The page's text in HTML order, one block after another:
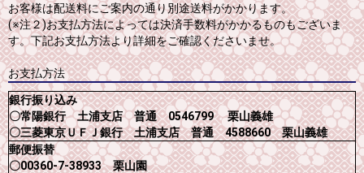
お客様は配送料にご案内の通り別途送料がかかります。
(※注２)お支払方法によっては決済手数料がかかるものもございま
す。下記お支払方法より詳細をご確認くださいませ。
お支払方法
銀行振り込み
〇常陽銀行 土浦支店 普通 0546799 栗山義雄
〇三菱東京ＵＦＪ銀行 土浦支店 普通 4588660 栗山義雄
郵便振替
〇00360-7-38933 栗山園